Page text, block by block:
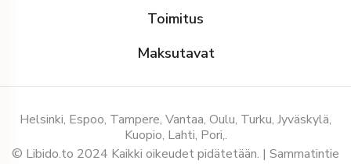
Toimitus
Maksutavat
Helsinki, Espoo, Tampere, Vantaa, Oulu, Turku, Jyväskylä,
Kuopio, Lahti, Pori,.
© Libido.to 2024 Kaikki oikeudet pidätetään. | Sammatintie